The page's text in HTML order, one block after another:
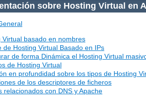
sobre Hosting Virtual en
Virtual basado en nombres
de Hosting Virtual Basado en IPs
de forma Dinámica el Hosting Virtual
de Hosting Virtual
en profundidad sobre los tipos de Hosting
de los descriptores de ficheros
relacionados con DNS y Apache